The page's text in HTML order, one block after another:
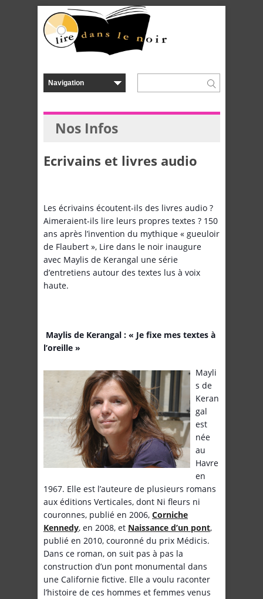
Nos Infos
Ecrivains et livres audio
Les écrivains écoutent-ils des livres audio ?
Aimeraient-ils lire leurs propres textes ? 150
ans après l’invention du mythique « gueuloir
de Flaubert », Lire dans le noir inaugure
avec Maylis de Kerangal une série
d’entretiens autour des textes lus à voix
haute.
Maylis de Kerangal : « Je fixe mes textes à
l’oreille »
Mayli
s de
Keran
gal
est
née
au
Havre
en
1967. Elle est l’auteure de plusieurs romans
aux éditions Verticales, dont Ni fleurs ni
couronnes, publié en 2006, Corniche
Kennedy, en 2008, et Naissance d’un pont,
publié en 2010, couronné du prix Médicis.
Dans ce roman, on suit pas à pas la
construction d’un pont monumental dans
une Californie fictive. Elle a voulu raconter
l’histoire de ces hommes et femmes venus